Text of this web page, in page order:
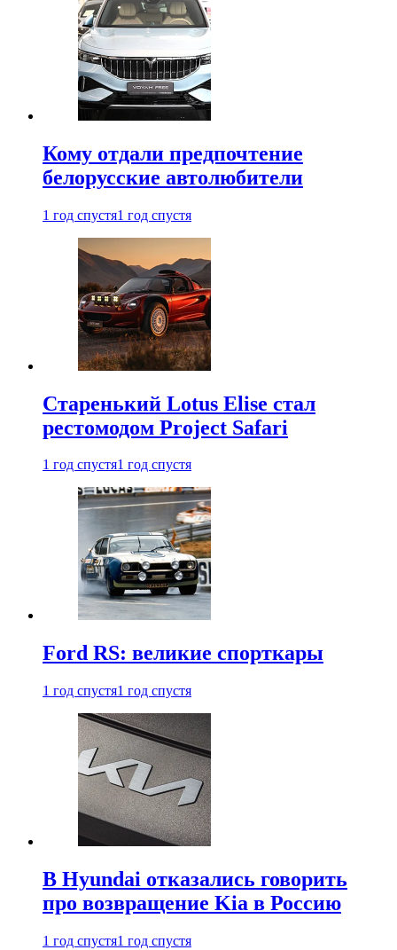
Кому отдали предпочтение
белорусские автолюбители
1 год спустя1 год спустя
Старенький Lotus Elise стал
рестомодом Project Safari
1 год спустя1 год спустя
Ford RS: великие спорткары
1 год спустя1 год спустя
В Hyundai отказались говорить
про возвращение Kia в Россию
1 год спустя1 год спустя